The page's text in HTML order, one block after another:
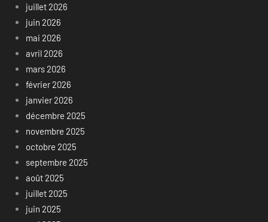
juillet 2026
juin 2026
mai 2026
avril 2026
mars 2026
février 2026
janvier 2026
décembre 2025
novembre 2025
octobre 2025
septembre 2025
août 2025
juillet 2025
juin 2025